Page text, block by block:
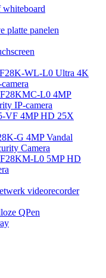
platte panelen
WL-L0 Ultra 4K
L0 4MP
IP-camera
VF 4MP HD 25X
G 4MP Vandal
Camera
L0 5MP HD
videorecorder
QPen